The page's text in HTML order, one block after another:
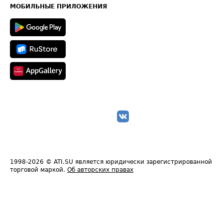
Техническая информация
МОБИЛЬНЫЕ ПРИЛОЖЕНИЯ
1998-2026 © ATI.SU является юридически зарегистрированной
торговой маркой. Об авторских правах